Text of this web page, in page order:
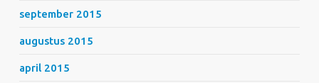
september 2015
augustus 2015
april 2015